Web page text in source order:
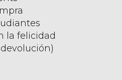
la felicidad